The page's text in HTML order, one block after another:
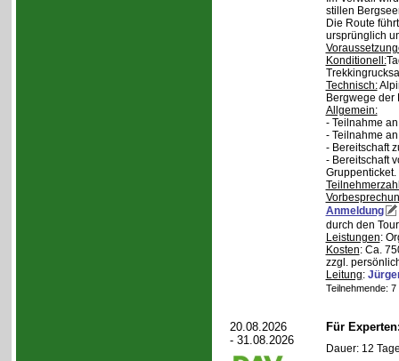
stillen
Die Route
ursprünglich
Konditionell:
Technisch:
Bergwege
Allgemein:
- Teilnahme
- Teilnahme
- Bereitschaft
- Bereitschaft
Gruppenticket.
Anmeldung
durch den
Leistungen:
Kosten: Ca.
zzgl.
Leitung:
Teilnehmende:
20.08.2026
- 31.08.2026
Für
Dauer: 12